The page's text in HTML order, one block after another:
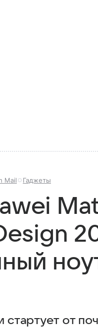
Mail Гаджеты
стартует от